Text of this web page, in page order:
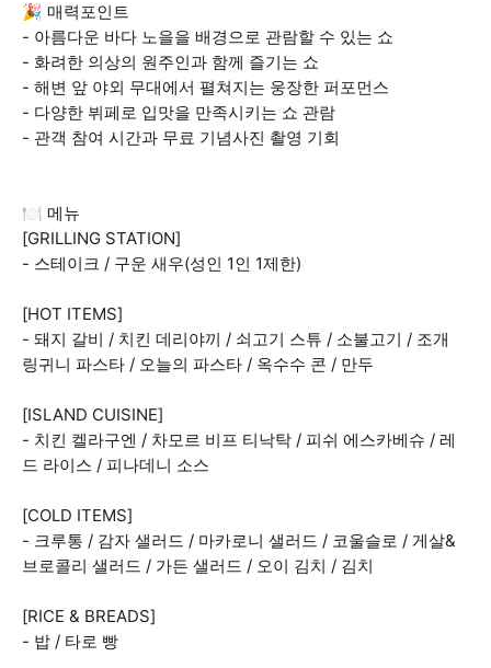
🎉 매력포인트
- 아름다운 바다 노을을 배경으로 관람할 수 있는 쇼
- 화려한 의상의 원주인과 함께 즐기는 쇼
- 해변 앞 야외 무대에서 펼쳐지는 웅장한 퍼포먼스
- 다양한 뷔페로 입맛을 만족시키는 쇼 관람
- 관객 참여 시간과 무료 기념사진 촬영 기회
🍽️ 메뉴
[GRILLING STATION]
- 스테이크 / 구운 새우(성인 1인 1제한)
[HOT ITEMS]
- 돼지 갈비 / 치킨 데리야끼 / 쇠고기 스튜 / 소불고기 / 조개
링귀니 파스타 / 오늘의 파스타 / 옥수수 콘 / 만두
[ISLAND CUISINE]
- 치킨 켈라구엔 / 차모르 비프 티낙탁 / 피쉬 에스카베슈 / 레
드 라이스 / 피나데니 소스
[COLD ITEMS]
- 크루통 / 감자 샐러드 / 마카로니 샐러드 / 코울슬로 / 게살&
브로콜리 샐러드 / 가든 샐러드 / 오이 김치 / 김치
[RICE & BREADS]
- 밥 / 타로 빵